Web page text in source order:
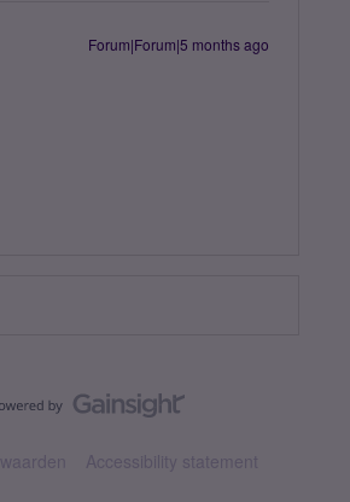
Forum|Forum|5 months ago
Accessibility statement